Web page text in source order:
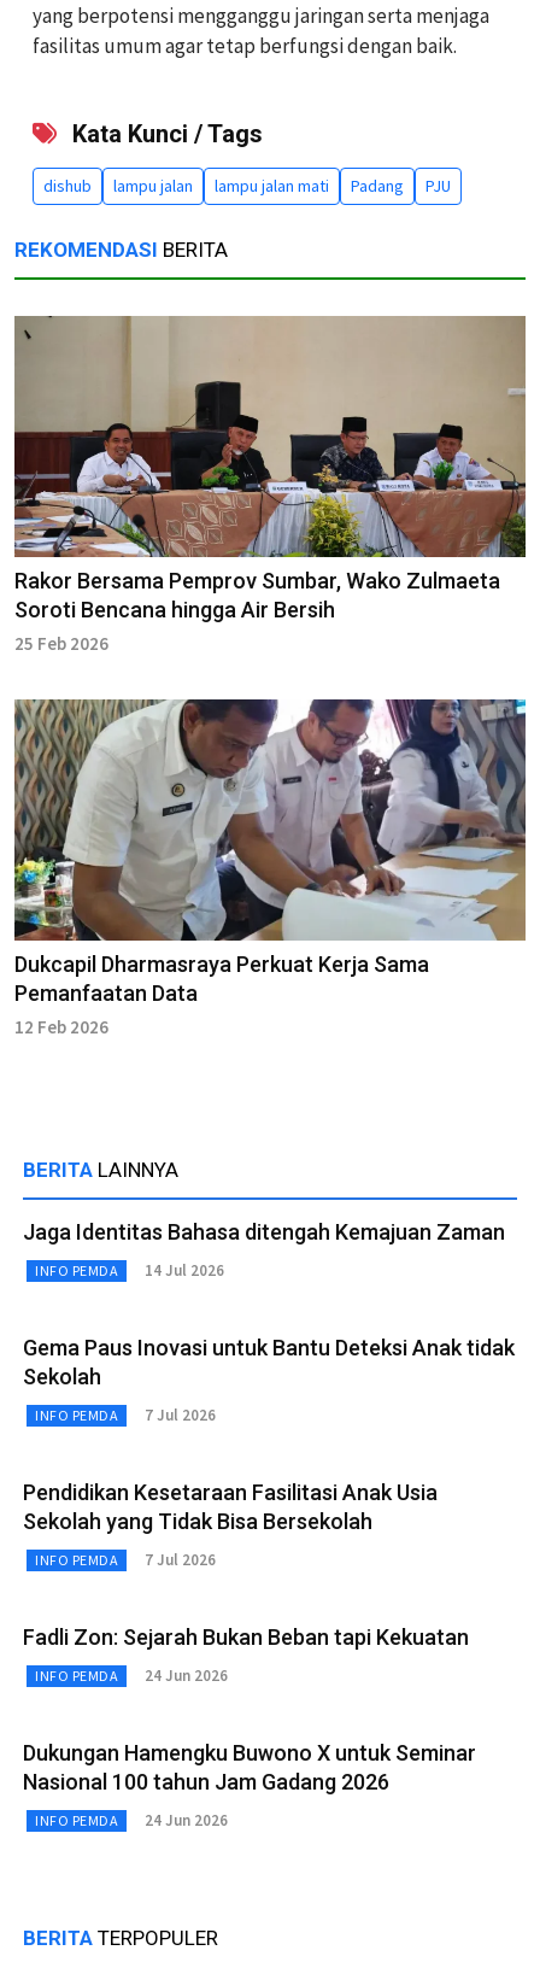
yang berpotensi mengganggu jaringan serta menjaga
fasilitas umum agar tetap berfungsi dengan baik.
Kata Kunci / Tags
dishub lampu jalan lampu jalan mati Padang PJU
REKOMENDASI BERITA
Rakor Bersama Pemprov Sumbar, Wako Zulmaeta
Soroti Bencana hingga Air Bersih
25 Feb 2026
Dukcapil Dharmasraya Perkuat Kerja Sama
Pemanfaatan Data
12 Feb 2026
BERITA LAINNYA
Jaga Identitas Bahasa ditengah Kemajuan Zaman
INFO PEMDA 14 Jul 2026
Gema Paus Inovasi untuk Bantu Deteksi Anak tidak
Sekolah
INFO PEMDA 7 Jul 2026
Pendidikan Kesetaraan Fasilitasi Anak Usia
Sekolah yang Tidak Bisa Bersekolah
INFO PEMDA 7 Jul 2026
Fadli Zon: Sejarah Bukan Beban tapi Kekuatan
INFO PEMDA 24 Jun 2026
Dukungan Hamengku Buwono X untuk Seminar
Nasional 100 tahun Jam Gadang 2026
INFO PEMDA 24 Jun 2026
BERITA TERPOPULER